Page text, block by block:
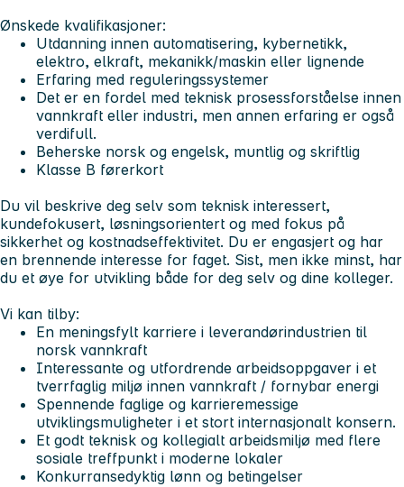
Ønskede kvalifikasjoner:
Utdanning innen automatisering, kybernetikk,
elektro, elkraft, mekanikk/maskin eller lignende
Erfaring med reguleringssystemer
Det er en fordel med teknisk prosessforståelse innen
vannkraft eller industri, men annen erfaring er også
verdifull.
Beherske norsk og engelsk, muntlig og skriftlig
Klasse B førerkort
Du vil beskrive deg selv som teknisk interessert,
kundefokusert, løsningsorientert og med fokus på
sikkerhet og kostnadseffektivitet. Du er engasjert og har
en brennende interesse for faget. Sist, men ikke minst, har
du et øye for utvikling både for deg selv og dine kolleger.
Vi kan tilby:
En meningsfylt karriere i leverandørindustrien til
norsk vannkraft
Interessante og utfordrende arbeidsoppgaver i et
tverrfaglig miljø innen vannkraft / fornybar energi
Spennende faglige og karrieremessige
utviklingsmuligheter i et stort internasjonalt konsern.
Et godt teknisk og kollegialt arbeidsmiljø med flere
sosiale treffpunkt i moderne lokaler
Konkurransedyktig lønn og betingelser